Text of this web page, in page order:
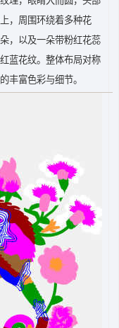
，周围环绕着多种花
，以及一朵带粉红花蕊
蓝花纹。整体布局对称
丰富色彩与细节。